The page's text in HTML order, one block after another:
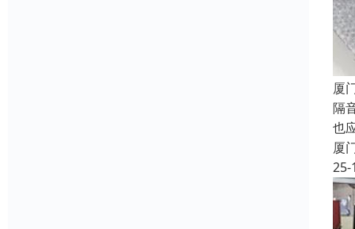
厦
隔
也
厦
25-